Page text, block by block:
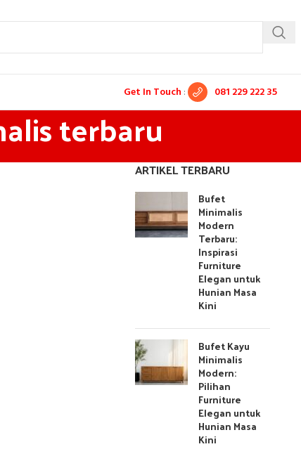
Get In Touch : 081 229 222 35
terbaru
ARTIKEL TERBARU
Bufet
Minimalis
Modern
Terbaru:
Inspirasi
Furniture
Elegan untuk
Hunian Masa
Kini
Bufet Kayu
Minimalis
Modern:
Pilihan
Furniture
Elegan untuk
Hunian Masa
Kini